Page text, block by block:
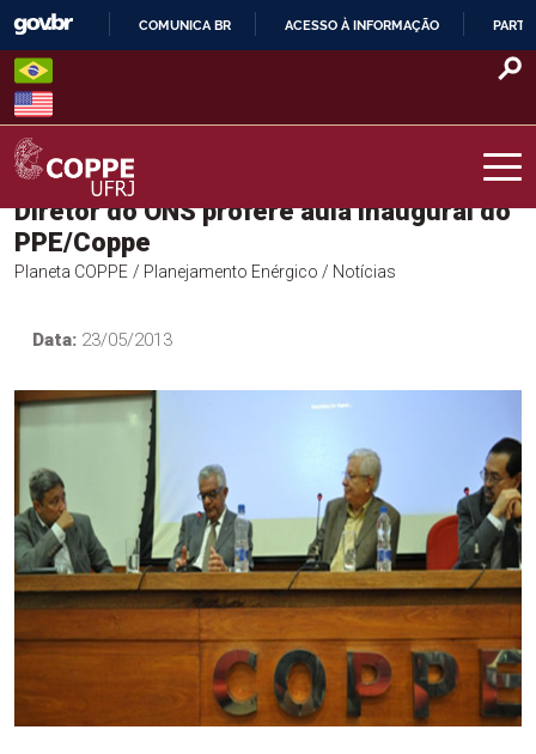
Skip
content
O
COMUNICA BR ACESSO À INFORMAÇÃO
COPPE – UFRJ
Diretor do ONS profere aula inaugural do
PPE/Coppe
Planeta COPPE / Planejamento Enérgico / Notícias
Data: 23/05/2013